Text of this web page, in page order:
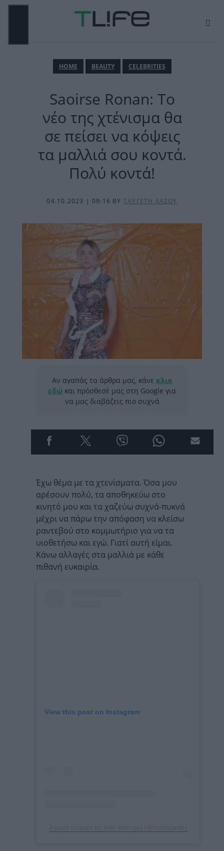
Μετάβαση
ΗΟΜΕ BEAUTY CELEBRITIES
Saoirse Ronan: Το
νέο της χτένισμα θα
σε πείσει να κόψεις
τα μαλλιά σου κοντά.
Πολύ κοντά!
04.10.2023 | 09:16 BY ΤΑΫΓΕΤΗ ΛΑΖΟΥ
Αν αγαπάς τα άρθρα μας, κάνε κλικ
εδώ και πρόσθεσέ μας στη Google για
να μας διαβάζεις πιο συχνά
Έχω θέμα με τα χτενίσματα. Όσα μου
αρέσουν πολύ, τα αποθηκεύω στο
κινητό μου και τα χαζεύω συχνά-πυκνά
μέχρι να πάρω την απόφαση να κλείσω
ραντεβού στο κομμωτήριο για να τα
υιοθετήσω και εγώ. Γιατί αυτή είμαι.
Κάνω αλλαγές στα μαλλιά με κάθε
πιθανή ευκαιρία.
View this post on Instagram